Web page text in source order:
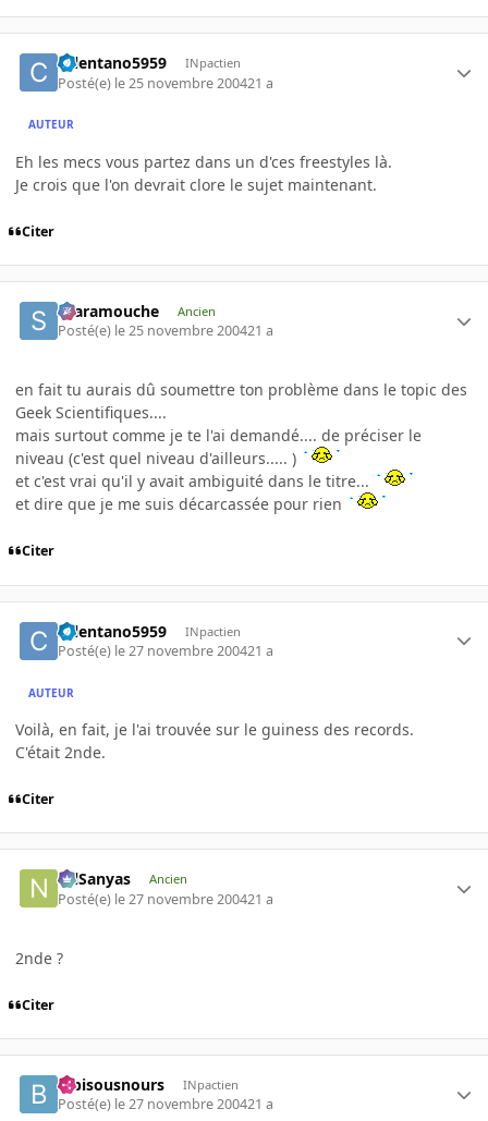
celentano5959 INpactien
Posté(e) le 25 novembre 200421 a
AUTEUR
Eh les mecs vous partez dans un d'ces freestyles là.
Je crois que l'on devrait clore le sujet maintenant.
Citer
Scaramouche Ancien
Posté(e) le 25 novembre 200421 a
en fait tu aurais dû soumettre ton problème dans le topic des
Geek Scientifiques....
mais surtout comme je te l'ai demandé.... de préciser le
niveau (c'est quel niveau d'ailleurs..... )
et c'est vrai qu'il y avait ambiguité dans le titre...
et dire que je me suis décarcassée pour rien
Citer
celentano5959 INpactien
Posté(e) le 27 novembre 200421 a
AUTEUR
Voilà, en fait, je l'ai trouvée sur le guiness des records.
C'était 2nde.
Citer
NilSanyas Ancien
Posté(e) le 27 novembre 200421 a
2nde ?
Citer
bibisousnours INpactien
Posté(e) le 27 novembre 200421 a